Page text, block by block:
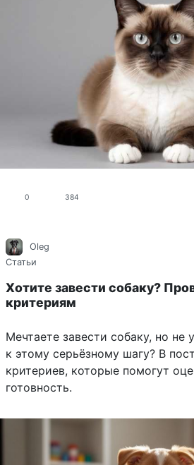
0 384
Oleg
Статьи
Хотите завести собаку?
критериям
Мечтаете завести собаку, но не
к этому серьёзному шагу? В
критериев, которые помогут
готовность.